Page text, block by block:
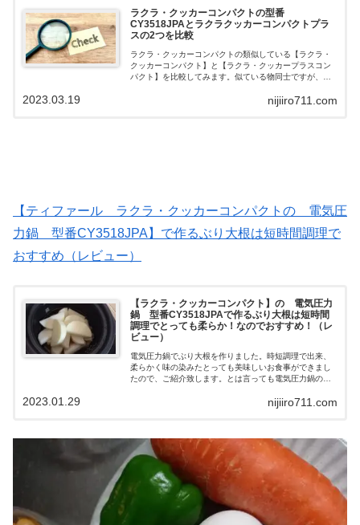
ラクラ・クッカーコンパクトの型番
CY3518JPAとラクラクッカーコンパクトプラ
スの2つを比較
ラクラ・クッカーコンパクトの類似している【ラクラ・
クッカーコンパクト】と【ラクラ・クッカープラスコン
パクト】を比較してみます。似ている物同士ですが、機
いを知りたいところです。 違いを知って選びたいです
nijiiro711.com
2023.03.19
【ティファール ラクラ・クッカーコンパクトの 電気圧
力鍋 型番CY3518JPA】で作るぶり大根は短時間調理で
おすすめ（レビュー）
【ラクラ・クッカーコンパクト】の 電気圧力
鍋 型番CY3518JPAで作るぶり大根は短時間
調理でとっても柔らか！なのでおすすめ！（レ
ビュー）
電気圧力鍋でぶり大根を作りました。時短調理で出来、
柔らかく味の染みたとっても美味しいお食事ができまし
たので、ご紹介致します。とは言っても電気圧力鍋の種
クッカーコンパクトの電気圧力鍋 型番CY3518JPA】を
nijiiro711.com
2023.01.29